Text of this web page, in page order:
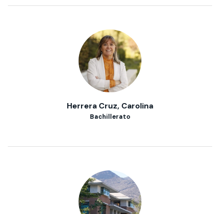
Herrera Cruz, Carolina
Bachillerato